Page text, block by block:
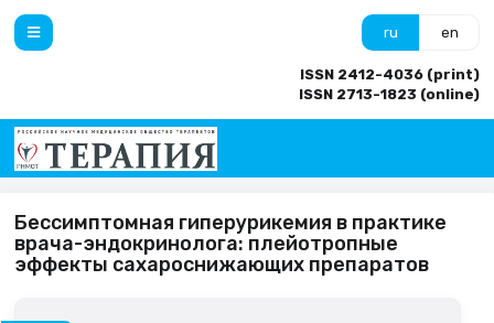
ru en
ISSN 2412-4036 (print)
ISSN 2713-1823 (online)
Бессимптомная гиперурикемия в практике
врача-эндокринолога: плейотропные
эффекты сахароснижающих препаратов